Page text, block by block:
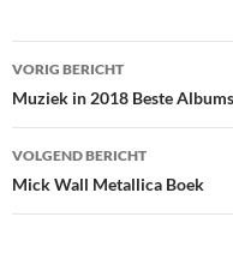
Bericht
navigatie
VORIG BERICHT
Muziek in 2018 Beste
VOLGEND BERICHT
Mick Wall Metallica Boek